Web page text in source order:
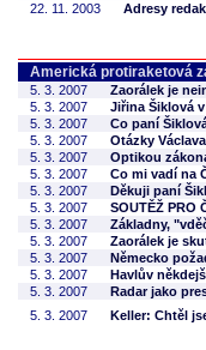
22. 11. 2003
Adresy
Americká protiraketová
5. 3. 2007
Zaorálek je
5. 3. 2007
Jiřina Šiklová v
5. 3. 2007
Co paní
5. 3. 2007
Otázky
5. 3. 2007
Optikou
5. 3. 2007
Co mi vadí na
5. 3. 2007
Děkuji paní
5. 3. 2007
SOUTĚŽ PRO
5. 3. 2007
Základny,
5. 3. 2007
Zaorálek je
5. 3. 2007
Německo
5. 3. 2007
Havlův
5. 3. 2007
Radar jako
5. 3. 2007
Keller: Chtěl